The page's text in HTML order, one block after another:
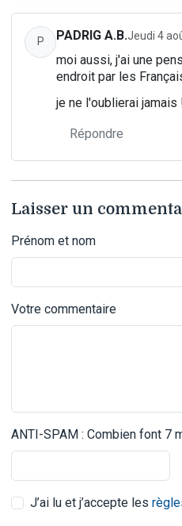
P PADRIG A.B.Jeudi 4
moi aussi, j'ai une
endroit par les
je ne l'oublierai jamais
Répondre
Laisser un
Prénom et nom
Votre commentaire
ANTI-SPAM : Combien font 7
J’ai lu et j’accepte les